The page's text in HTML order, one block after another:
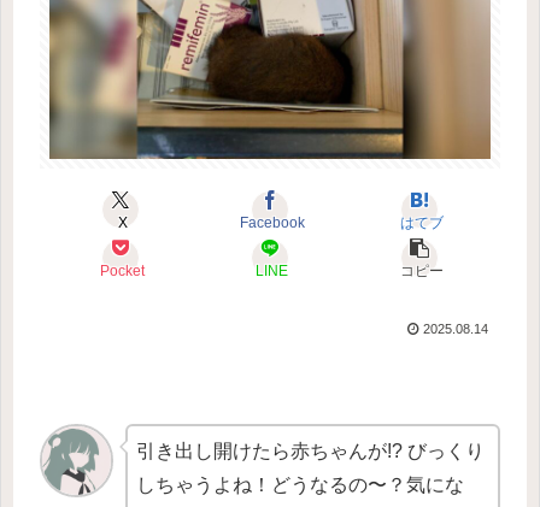
X Facebook はてブ
Pocket LINE コピー
2025.08.14
引き出し開けたら赤ちゃんが!? びっくり
しちゃうよね！どうなるの〜？気にな